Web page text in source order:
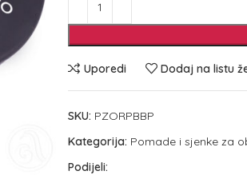
Uporedi Dodaj na listu
SKU: PZORPBBP
Kategorija: Pomade i sjenke za
Podijeli: